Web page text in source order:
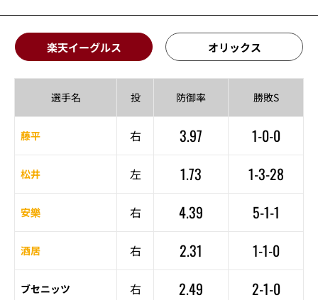
楽天イーグルス オリックス
選手名 投 防御率 勝敗S
藤平 右 3.97 1-0-0
松井 左 1.73 1-3-28
安樂 右 4.39 5-1-1
酒居 右 2.31 1-1-0
ブセニッツ 右 2.49 2-1-0